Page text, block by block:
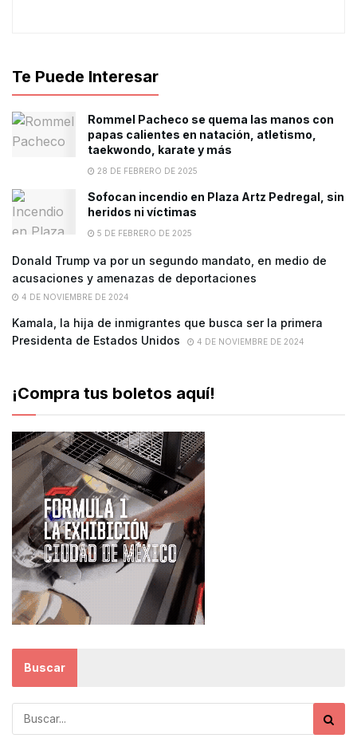
Te Puede Interesar
Rommel Pacheco se quema las manos con
papas calientes en natación, atletismo,
taekwondo, karate y más
28 DE FEBRERO DE 2025
Sofocan incendio en Plaza Artz Pedregal, sin
heridos ni víctimas
5 DE FEBRERO DE 2025
Donald Trump va por un segundo mandato, en medio de
acusaciones y amenazas de deportaciones
4 DE NOVIEMBRE DE 2024
Kamala, la hija de inmigrantes que busca ser la primera
Presidenta de Estados Unidos
4 DE NOVIEMBRE DE 2024
¡Compra tus boletos aquí!
Buscar